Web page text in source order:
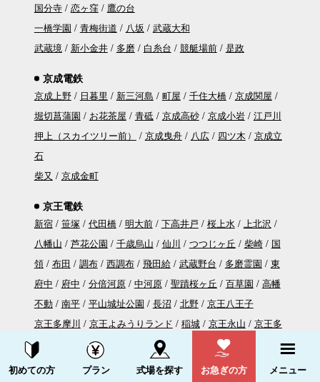
国分寺
恋ヶ窪
鷹の台
一橋学園
青梅街道 八坂
武蔵大和
武蔵境
新小金井 多磨 白糸台 競艇場前 是政
京成電鉄
京成上野 日暮里 新三河島 町屋 千住大橋
京成関屋
堀切菖蒲園
お花茶屋 青砥 京成高砂 京成小岩
江戸川
押上（スカイツリー前）
京成曳舟 八広 四ツ木
京成立
石
柴又
京成金町
京王電鉄
新宿 笹塚 代田橋 明大前 下高井戸 桜上水
上北沢
八幡山
芦花公園 千歳烏山 仙川 つつじヶ丘 柴崎
国
領
布田 調布 西調布 飛田給 武蔵野台 多磨霊園
東
府中
府中 分倍河原 中河原 聖蹟桜ヶ丘 百草園
高幡
不動
南平 平山城址公園 長沼 北野
京王八王子
京王多摩川
京王よみうりランド 稲城 京王永山
京王多
摩センター
京王堀之内 南大沢
京王片倉
山田 めじろ台 狭間
高尾山口
資料請求する 電話をかける
初めての方 プラン 式場を探す お急ぎの方 メニュー